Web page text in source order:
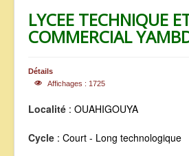
LYCEE TECHNIQUE
COMMERCIAL
Détails
Affichages : 1725
Localité : OUAHIGOUYA
Cycle : Court - Long technologique